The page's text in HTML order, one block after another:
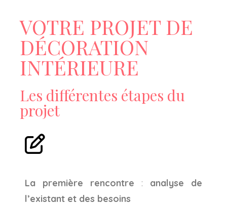
VOTRE PROJET DE
DÉCORATION
INTÉRIEURE
Les différentes étapes du
projet
La première rencontre : analyse de
l’existant et des besoins